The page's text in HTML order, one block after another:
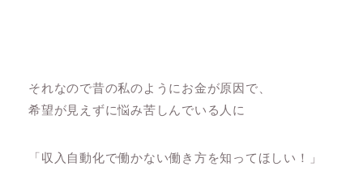
それなので昔の私のようにお金が原因で、
希望が見えずに悩み苦しんでいる人に
「収入自動化で働かない働き方を知ってほしい！」